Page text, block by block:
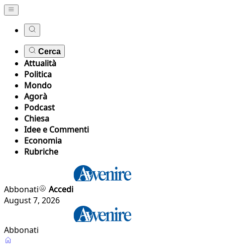
Cerca
Attualità
Politica
Mondo
Agorà
Podcast
Chiesa
Idee e Commenti
Economia
Rubriche
Abbonati
Accedi
August 7, 2026
Abbonati